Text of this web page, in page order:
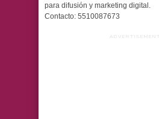
para difusión y marketing digital.
Contacto: 5510087673
ADVERTISEMENT